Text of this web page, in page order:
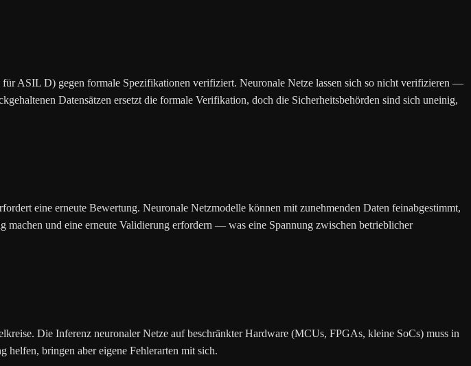
ASIL D) gegen formale Spezifikationen verifiziert. Neuronale Netze lassen sich so nicht verifizieren —
Datensätzen ersetzt die formale Verifikation, doch die Sicherheitsbehörden sind sich uneinig,
eine erneute Bewertung. Neuronale Netzmodelle können mit zunehmenden Daten feinabgestimmt,
machen und eine erneute Validierung erfordern — was eine Spannung zwischen betrieblicher
Die Inferenz neuronaler Netze auf beschränkter Hardware (MCUs, FPGAs, kleine SoCs) muss in
helfen, bringen aber eigene Fehlerarten mit sich.